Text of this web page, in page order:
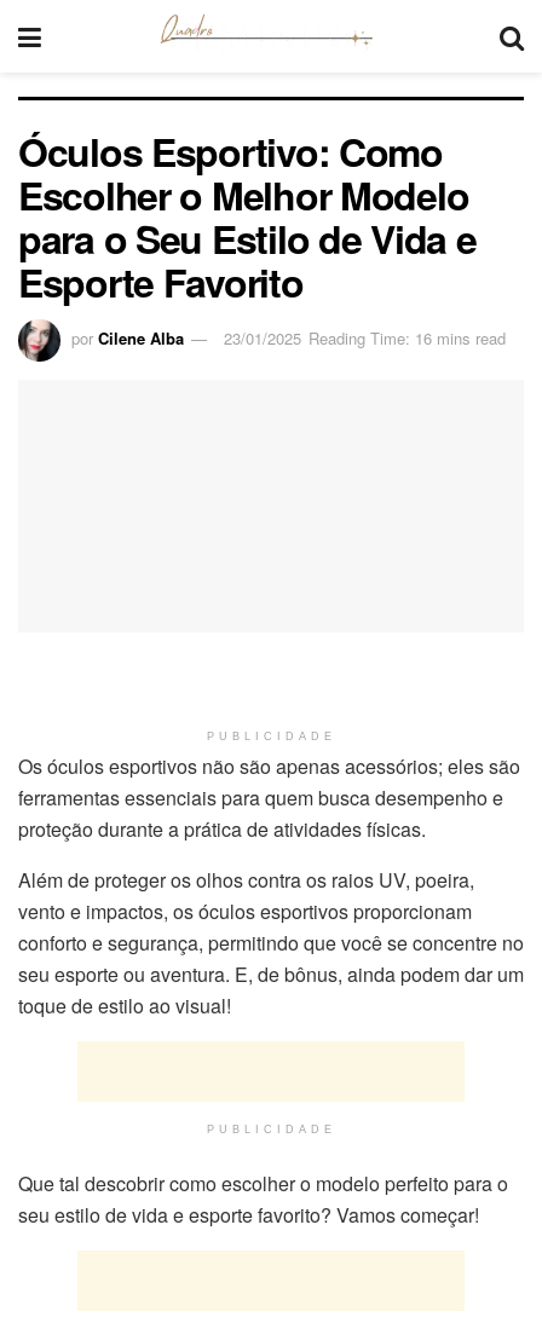
Óculos Esportivo: Como
Escolher o Melhor Modelo
para o Seu Estilo de Vida e
Esporte Favorito
por Cilene Alba 23/01/2025 Reading Time: 16 mins read
PUBLICIDADE
Os óculos esportivos não são apenas acessórios; eles são
ferramentas essenciais para quem busca desempenho e
proteção durante a prática de atividades físicas.
Além de proteger os olhos contra os raios UV, poeira,
vento e impactos, os óculos esportivos proporcionam
conforto e segurança, permitindo que você se concentre no
seu esporte ou aventura. E, de bônus, ainda podem dar um
toque de estilo ao visual!
PUBLICIDADE
Que tal descobrir como escolher o modelo perfeito para o
seu estilo de vida e esporte favorito? Vamos começar!